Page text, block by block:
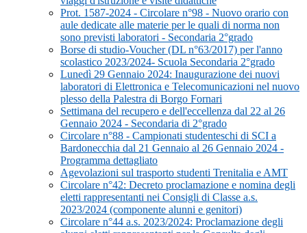
Prot. 1587-2024 - Circolare n°98 - Nuovo orario con
aule dedicate alle materie per le quali di norma non
sono previsti laboratori - Secondaria 2°grado
Borse di studio-Voucher (DL n°63/2017) per l'anno
scolastico 2023/2024- Scuola Secondaria 2°grado
Lunedì 29 Gennaio 2024: Inaugurazione dei nuovi
laboratori di Elettronica e Telecomunicazioni nel nuovo
plesso della Palestra di Borgo Fornari
Settimana del recupero e dell'eccellenza dal 22 al 26
Gennaio 2024 - Secondaria di 2°grado
Circolare n°88 - Campionati studenteschi di SCI a
Bardonecchia dal 21 Gennaio al 26 Gennaio 2024 -
Programma dettagliato
Agevolazioni sul trasporto studenti Trenitalia e AMT
Circolare n°42: Decreto proclamazione e nomina degli
eletti rappresentanti nei Consigli di Classe a.s.
2023/2024 (componente alunni e genitori)
Circolare n°44 a.s. 2023/2024: Proclamazione degli